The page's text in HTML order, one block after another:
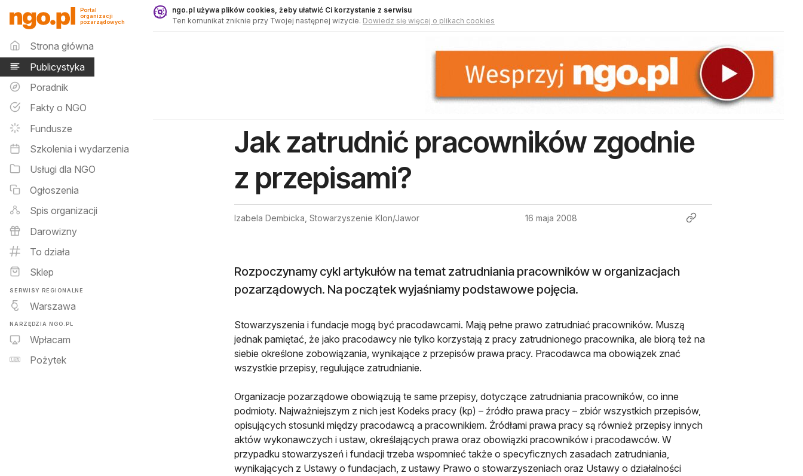
Publicystyka - ngo.pl
Portal
organizacji
pozarządowych
Menu główne
Strona główna
Publicystyka
Poradnik
Fakty o NGO
Fundusze
Szkolenia i wydarzenia
Usługi dla NGO
Ogłoszenia
Spis organizacji
Darowizny
To działa
Sklep
SERWISY REGIONALNE
Warszawa
NARZĘDZIA NGO.PL
Wpłacam
Pożytek
ngo.pl używa plików cookies, żeby ułatwić Ci korzystanie z serwisu
Ten komunikat zniknie przy Twojej następnej wizycie. Dowiedz się więcej o plikach cookies
Jak zatrudnić pracowników zgodnie
z przepisami?
Izabela Dembicka, Stowarzyszenie Klon/Jawor 16 maja 2008
Rozpoczynamy cykl artykułów na temat zatrudniania pracowników w organizacjach
pozarządowych. Na początek wyjaśniamy podstawowe pojęcia.
Stowarzyszenia i fundacje mogą być pracodawcami. Mają pełne prawo zatrudniać pracowników. Muszą
jednak pamiętać, że jako pracodawcy nie tylko korzystają z pracy zatrudnionego pracownika, ale biorą też na
siebie określone zobowiązania, wynikające z przepisów prawa pracy. Pracodawca ma obowiązek znać
wszystkie przepisy, regulujące zatrudnianie.
Organizacje pozarządowe obowiązują te same przepisy, dotyczące zatrudniania pracowników, co inne
podmioty. Najważniejszym z nich jest Kodeks pracy (kp) – źródło prawa pracy – zbiór wszystkich przepisów,
opisujących stosunki między pracodawcą a pracownikiem. Źródłami prawa pracy są również przepisy innych
aktów wykonawczych i ustaw, określających prawa oraz obowiązki pracowników i pracodawców. W
przypadku stowarzyszeń i fundacji trzeba wspomnieć także o specyficznych zasadach zatrudniania,
wynikających z Ustawy o fundacjach, z ustawy Prawo o stowarzyszeniach oraz Ustawy o działalności